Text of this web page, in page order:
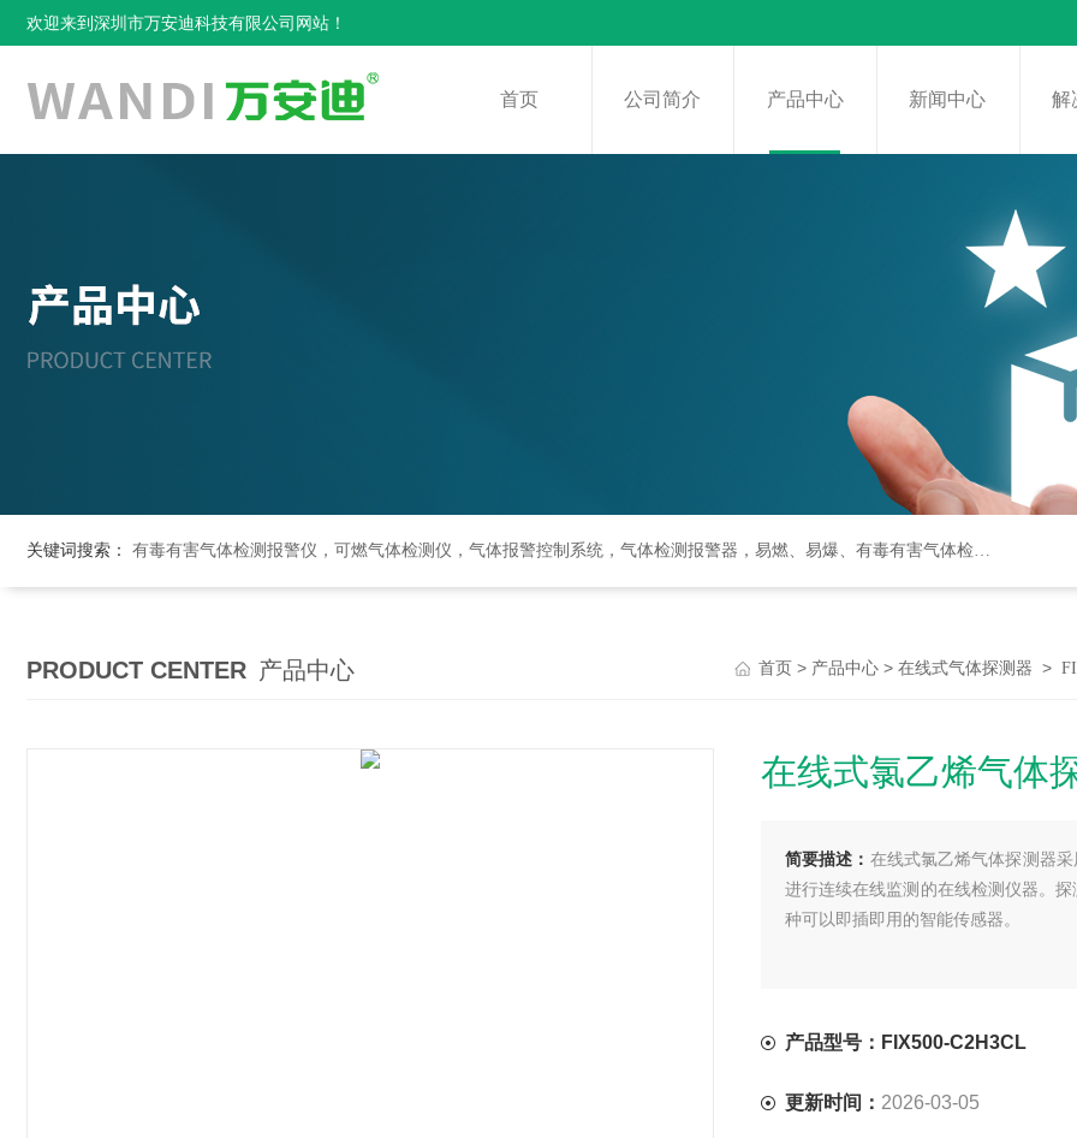
欢迎来到深圳市万安迪科技有限公司网站！
首页 公司简介 产品中心 新闻中心 解
关键词搜索： 有毒有害气体检测报警仪，可燃气体检测仪，气体报警控制系统，气体检测报警器，易燃、易爆、有毒有害气体检测报警设备、环境监测分析仪器
PRODUCT CENTER 产品中心 首页 > 产品中心 > 在线式气体探测器 >
在线式氯乙烯气体
简要描述： 在线式氯乙烯气体探测器
进行连续在线监测的在线检测仪器。
种可以即插即用的智能传感器。
产品型号：FIX500-C2H3CL
更新时间： 2026-03-05